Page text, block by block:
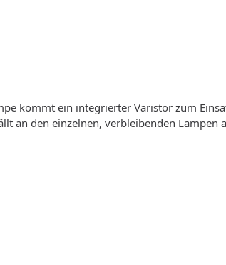
kommt ein integrierter Varistor zum
an den einzelnen, verbleibenden